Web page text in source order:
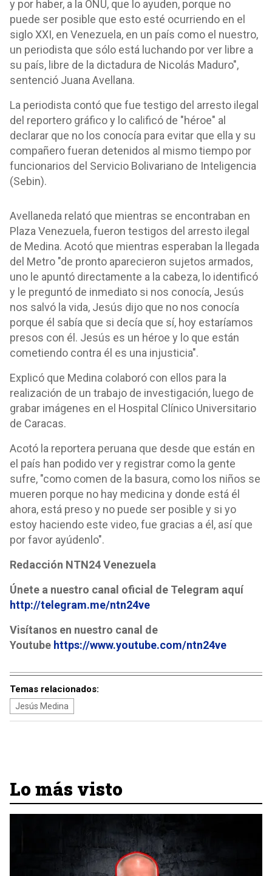
y por haber, a la ONU, que lo ayuden, porque no
puede ser posible que esto esté ocurriendo en el
siglo XXI, en Venezuela, en un país como el nuestro,
un periodista que sólo está luchando por ver libre a
su país, libre de la dictadura de Nicolás Maduro",
sentenció Juana Avellana.
La periodista contó que fue testigo del arresto ilegal
del reportero gráfico y lo calificó de "héroe" al
declarar que no los conocía para evitar que ella y su
compañero fueran detenidos al mismo tiempo por
funcionarios del Servicio Bolivariano de Inteligencia
(Sebin).
Avellaneda relató que mientras se encontraban en
Plaza Venezuela, fueron testigos del arresto ilegal
de Medina. Acotó que mientras esperaban la llegada
del Metro "de pronto aparecieron sujetos armados,
uno le apuntó directamente a la cabeza, lo identificó
y le preguntó de inmediato si nos conocía, Jesús
nos salvó la vida, Jesús dijo que no nos conocía
porque él sabía que si decía que sí, hoy estaríamos
presos con él. Jesús es un héroe y lo que están
cometiendo contra él es una injusticia".
Explicó que Medina colaboró con ellos para la
realización de un trabajo de investigación, luego de
grabar imágenes en el Hospital Clínico Universitario
de Caracas.
Acotó la reportera peruana que desde que están en
el país han podido ver y registrar como la gente
sufre, "como comen de la basura, como los niños se
mueren porque no hay medicina y donde está él
ahora, está preso y no puede ser posible y si yo
estoy haciendo este video, fue gracias a él, así que
por favor ayúdenlo".
Redacción NTN24 Venezuela
Únete a nuestro canal oficial de Telegram aquí
http://telegram.me/ntn24ve
Visítanos en nuestro canal de
Youtube https://www.youtube.com/ntn24ve
Temas relacionados:
Jesús Medina
Lo más visto